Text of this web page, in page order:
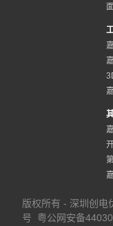
版权所有 - 深圳创电
号
粤公网安备